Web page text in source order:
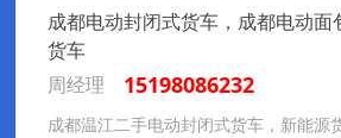
成都电动封闭式货车，成都电动
货车
周经理
15198086232
成都温江二手电动封闭式货车，新能源